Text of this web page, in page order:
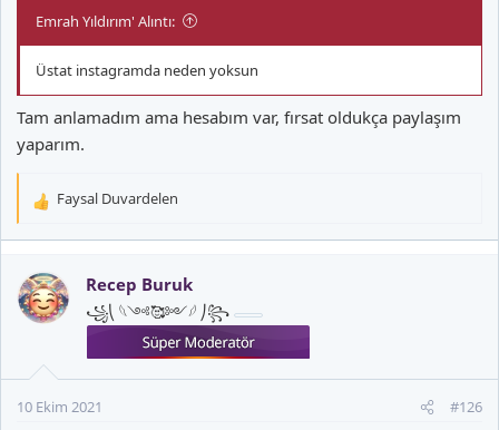
Adil Karaismailoğlu Projenin 2023 yılı içinde
tamamlanmasını hedefliyoruz dedi
www.fatihhaber.com
Emrah Yıldırım' Alıntı:
Üstat instagramda neden yoksun
Tam anlamadım ama hesabım var, fırsat oldukça paylaşım
yaparım.
T
k
i
l
Faysal Duvardelen
Recep Buruk
꧁⎝ 𓆩༺🥰༻𓆪 ⎠꧂
10 Ekim 2021 #126